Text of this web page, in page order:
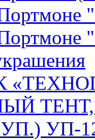
ТЕНТ,
УП-